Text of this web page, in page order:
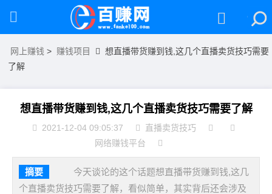
网上赚钱 > 赚钱项目
想直播带货赚到钱,这几个直播卖货技巧需要
了解
想直播带货赚到钱,这几个直播卖货技巧需要了解
2021-12-04 09:05:37
直播卖货技巧
网络赚钱平台
摘要
今天谈论的这个话题想直播带货赚到钱,这几
个直播卖货技巧需要了解，看似简单，其实背后还会涉及